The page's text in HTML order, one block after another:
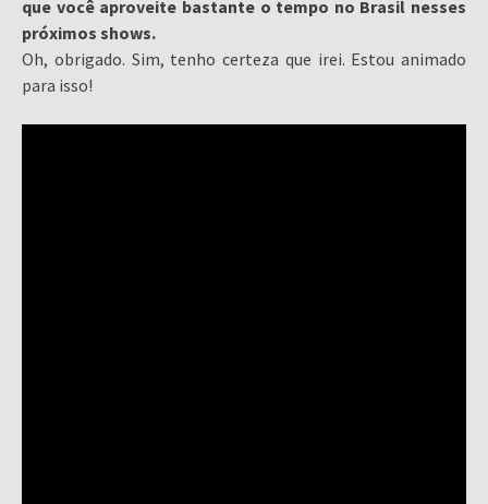
que você aproveite bastante o tempo no Brasil nesses
próximos shows.
Oh, obrigado. Sim, tenho certeza que irei. Estou animado
para isso!